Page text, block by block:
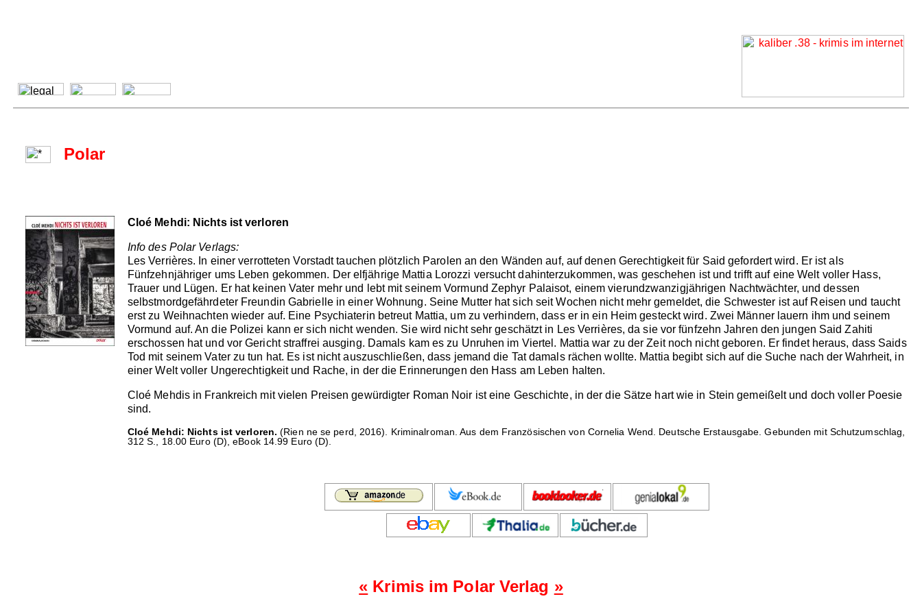
Polar
Cloé Mehdi: Nichts ist verloren
Info des Polar Verlags:
Les Verrières. In einer verrotteten Vorstadt tauchen plötzlich Parolen an den Wänden auf, auf denen Gerechtigkeit für Said gefordert wird. Er ist als
Fünfzehnjähriger ums Leben gekommen. Der elfjährige Mattia Lorozzi versucht dahinterzukommen, was geschehen ist und trifft auf eine Welt voller Hass,
Trauer und Lügen. Er hat keinen Vater mehr und lebt mit seinem Vormund Zephyr Palaisot, einem vierundzwanzigjährigen Nachtwächter, und dessen
selbstmordgefährdeter Freundin Gabrielle in einer Wohnung. Seine Mutter hat sich seit Wochen nicht mehr gemeldet, die Schwester ist auf Reisen und taucht
erst zu Weihnachten wieder auf. Eine Psychiaterin betreut Mattia, um zu verhindern, dass er in ein Heim gesteckt wird. Zwei Männer lauern ihm und seinem
Vormund auf. An die Polizei kann er sich nicht wenden. Sie wird nicht sehr geschätzt in Les Verrières, da sie vor fünfzehn Jahren den jungen Said Zahiti
erschossen hat und vor Gericht straffrei ausging. Damals kam es zu Unruhen im Viertel. Mattia war zu der Zeit noch nicht geboren. Er findet heraus, dass Saids
Tod mit seinem Vater zu tun hat. Es ist nicht auszuschließen, dass jemand die Tat damals rächen wollte. Mattia begibt sich auf die Suche nach der Wahrheit, in
einer Welt voller Ungerechtigkeit und Rache, in der die Erinnerungen den Hass am Leben halten.
Cloé Mehdis in Frankreich mit vielen Preisen gewürdigter Roman Noir ist eine Geschichte, in der die Sätze hart wie in Stein gemeißelt und doch voller Poesie
sind.
Cloé Mehdi: Nichts ist verloren. (Rien ne se perd, 2016). Kriminalroman. Aus dem Französischen von Cornelia Wend. Deutsche Erstausgabe. Gebunden mit Schutzumschlag,
312 S., 18.00 Euro (D), eBook 14.99 Euro (D).
« Krimis im Polar Verlag »